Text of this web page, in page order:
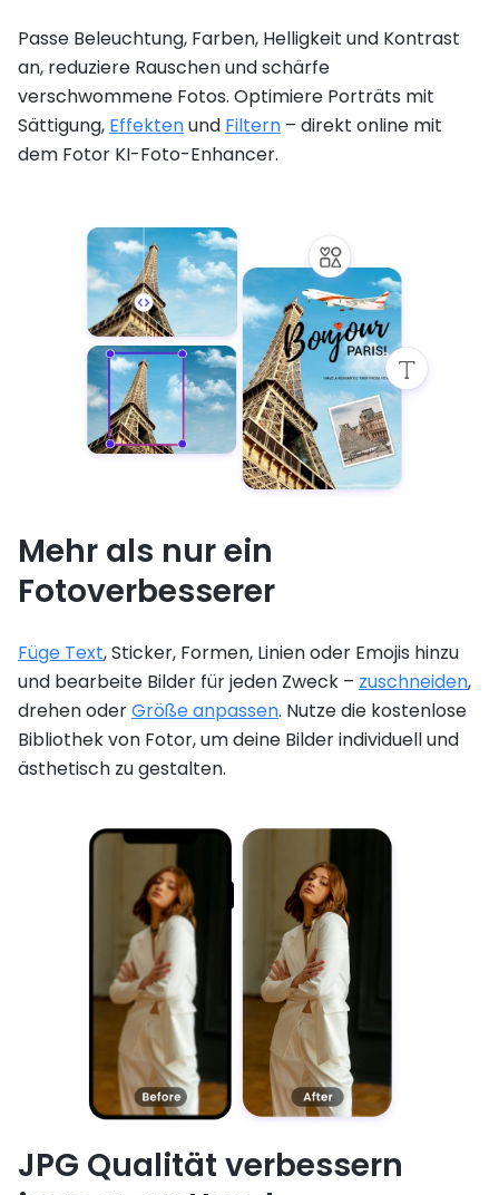
Passe Beleuchtung, Farben, Helligkeit und Kontrast
an, reduziere Rauschen und schärfe
verschwommene Fotos. Optimiere Porträts mit
Sättigung, Effektenund Filtern – direkt online mit
dem Fotor KI-Foto-Enhancer.
Mehr als nur ein
Fotoverbesserer
Füge Text, Sticker, Formen, Linien oder Emojis hinzu
und bearbeite Bilder für jeden Zweck – zuschneiden,
drehen oderGröße anpassen. Nutze die kostenlose
Bibliothek von Fotor, um deine Bilder individuell und
ästhetisch zu gestalten.
JPG Qualität verbessern